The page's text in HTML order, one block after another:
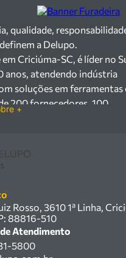
qualidade,
a Delupo.
em Criciúma-SC, é líder no
anos, atendendo indústria
soluções em ferramentas
200 fornecedores, 100
industriais no Sul do
SC, atendemos os
e varejista com um
pronta entrega.
com mais de 200
com mais de
+
privacidade
entrega
ajuda
e garantia
Rosso, 3610 1ª Linha,
88816-510
Atendimento
5800